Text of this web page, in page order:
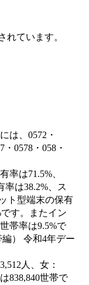
れています。
は、0572・
・0578・058・
率は71.5%、
率は38.2%、ス
ト型端末の保有
す。またイン
帯率は9.5%で
） 令和4年デー
人、女：
838,840世帯で